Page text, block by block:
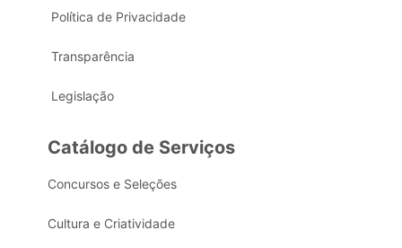
Política de Privacidade
Transparência
Legislação
Catálogo de Serviços
Concursos e Seleções
Cultura e Criatividade